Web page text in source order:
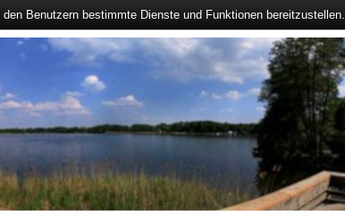
Benutzern bestimmte Dienste und Funktionen bereitzustellen.